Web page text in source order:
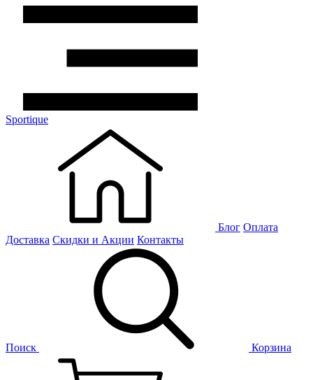
Sportique
Блог Оплата
Доставка Скидки и Акции Контакты
Поиск Корзина